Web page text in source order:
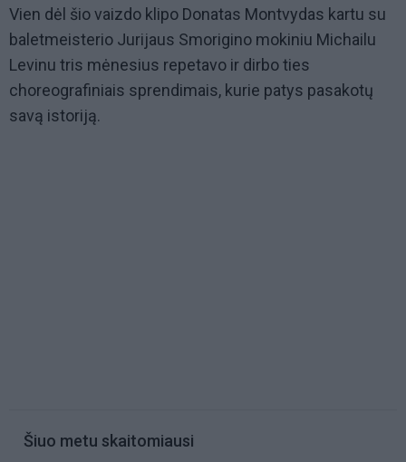
Vien dėl šio vaizdo klipo Donatas Montvydas kartu su
baletmeisterio Jurijaus Smorigino mokiniu Michailu
Levinu tris mėnesius repetavo ir dirbo ties
choreografiniais sprendimais, kurie patys pasakotų
savą istoriją.
Šiuo metu skaitomiausi